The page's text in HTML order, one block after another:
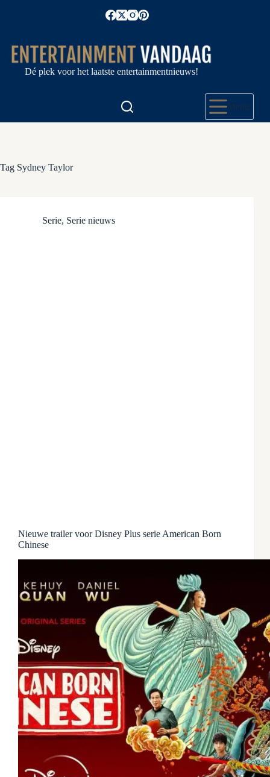
Dé plek voor het laatste entertainmentnieuws!
Menu
Tag Sydney Taylor
Serie, Serie nieuws
Nieuwe trailer voor Disney Plus serie American Born
Chinese